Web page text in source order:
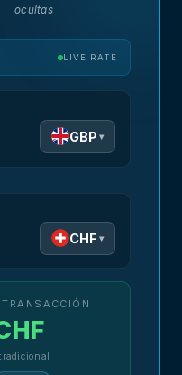
ocultas
LIVE RATE
GBP ▾
CHF ▾